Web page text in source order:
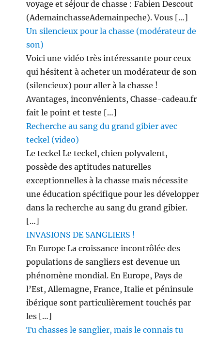
voyage et séjour de chasse : Fabien Descout
(AdemainchasseAdemainpeche). Vous […]
Un silencieux pour la chasse (modérateur de
son)
Voici une vidéo très intéressante pour ceux
qui hésitent à acheter un modérateur de son
(silencieux) pour aller à la chasse !
Avantages, inconvénients, Chasse-cadeau.fr
fait le point et teste […]
Recherche au sang du grand gibier avec
teckel (video)
Le teckel Le teckel, chien polyvalent,
possède des aptitudes naturelles
exceptionnelles à la chasse mais nécessite
une éducation spécifique pour les développer
dans la recherche au sang du grand gibier.
[…]
INVASIONS DE SANGLIERS !
En Europe La croissance incontrôlée des
populations de sangliers est devenue un
phénomène mondial. En Europe, Pays de
l’Est, Allemagne, France, Italie et péninsule
ibérique sont particulièrement touchés par
les […]
Tu chasses le sanglier, mais le connais tu